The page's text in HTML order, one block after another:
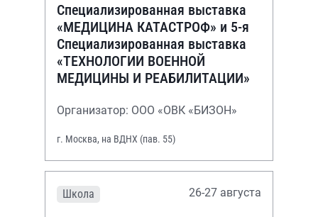
Специализированная выставка
«МЕДИЦИНА КАТАСТРОФ» и 5-я
Специализированная выставка
«ТЕХНОЛОГИИ ВОЕННОЙ
МЕДИЦИНЫ И РЕАБИЛИТАЦИИ»
Организатор: ООО «ОВК «БИЗОН»
г. Москва, на ВДНХ (пав. 55)
Школа 26-27 августа